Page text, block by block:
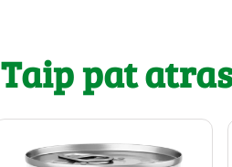
Taip pat